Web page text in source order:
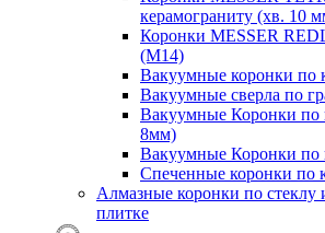
керамограниту (хв. 10
Коронки MESSER
(М14)
Вакуумные коронки по
Вакуумные сверла по
Вакуумные Коронки по
8мм)
Вакуумные Коронки
Спеченные коронки по
Алмазные коронки по стеклу
плитке